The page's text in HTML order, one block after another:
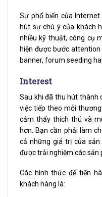
Sự phổ biến của
hút sự chú ý của khách
nhiều kỹ thuật, công cụ
hiện được bước
banner, forum seeding
Interest
Sau khi đã thu hút thành
việc tiếp theo mỗi
cảm thấy thích thú và
hơn. Bạn cần phải làm
cả những giá trị của
được trải nghiệm các sản
Các hình thức để tiến
khách hàng là: